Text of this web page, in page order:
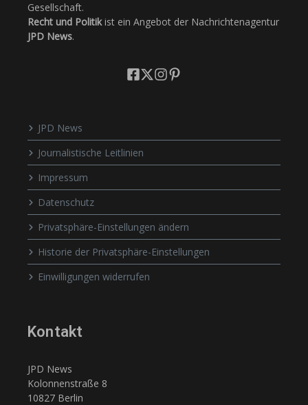
Gesellschaft.
Recht und Politikist ein Angebot der Nachrichtenagentur
JPD News.
JPD News
Journalistische Leitlinien
Impressum
Datenschutz
Privatsphäre-Einstellungen ändern
Historie der Privatsphäre-Einstellungen
Einwilligungen widerrufen
Kontakt
JPD News
Kolonnenstraße 8
10827 Berlin